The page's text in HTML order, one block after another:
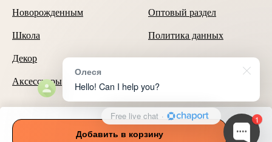
Добавить в корзину
Новорожденным
Школа
Декор
Аксессуары
Оптовый раздел
Политика данных
Способы оплаты 1
Олеся
Hello! Can I help you?
Free live chat ·